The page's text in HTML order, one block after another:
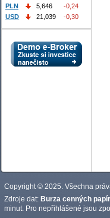
PLN
5,646
-0,24
USD
21,039 -0,30
Copyright © 2025. Všechna
Zdroje dat: Burza cenných
minut. Pro nepřihlášené jsou